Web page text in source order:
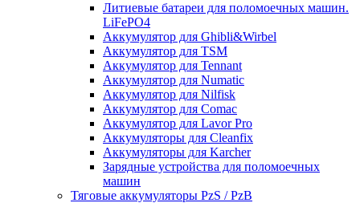
Литиевые батареи для поломоечных машин.
LiFePO4
Аккумулятор для Ghibli&Wirbel
Аккумулятор для TSM
Аккумулятор для Tennant
Аккумулятор для Numatic
Аккумулятор для Nilfisk
Аккумулятор для Comac
Аккумулятор для Lavor Pro
Аккумуляторы для Cleanfix
Аккумуляторы для Karcher
Зарядные устройства для поломоечных
машин
Тяговые аккумуляторы PzS / PzB